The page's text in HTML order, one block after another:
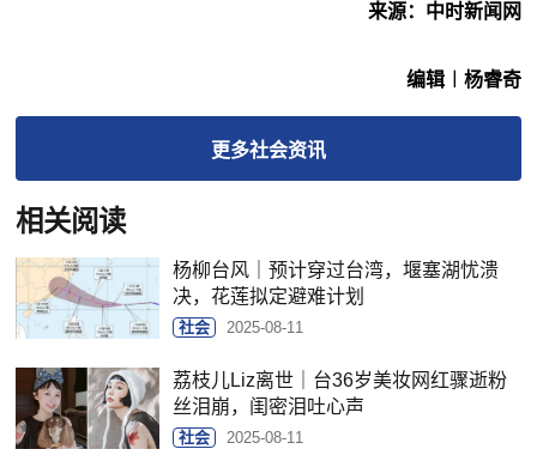
来源：中时新闻网
编辑︱杨睿奇
更多社会资讯
相关阅读
杨柳台风｜预计穿过台湾，堰塞湖忧溃
决，花莲拟定避难计划
社会 2025-08-11
荔枝儿Liz离世｜台36岁美妆网红骤逝粉
丝泪崩，闺密泪吐心声
社会 2025-08-11